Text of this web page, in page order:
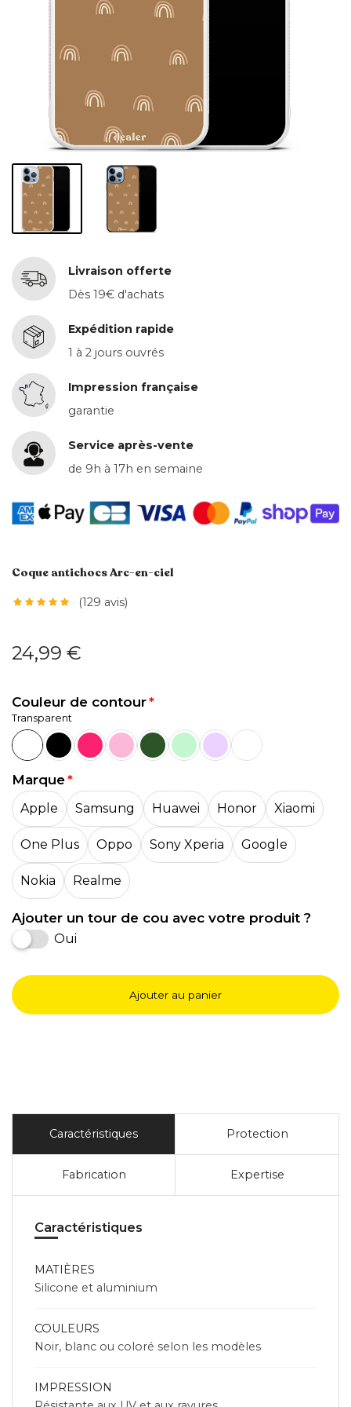
Livraison offerte
Dès 19€ d'achats
Expédition rapide
1 à 2 jours ouvrés
Impression française
garantie
Service après-vente
de 9h à 17h en semaine
Coque antichocs Arc-en-ciel
(129 avis)
24,99 €
Couleur de contour
Transparent
Marque
Apple Samsung Huawei Honor Xiaomi
One Plus Oppo Sony Xperia Google
Nokia Realme
Ajouter un tour de cou avec votre produit ?
Oui
Ajouter au panier
Caractéristiques Protection
Fabrication Expertise
Caractéristiques
MATIÈRES
Silicone et aluminium
COULEURS
Noir, blanc ou coloré selon les modèles
IMPRESSION